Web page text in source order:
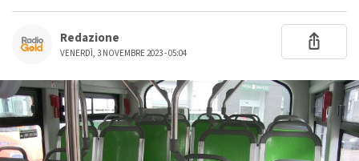
Redazione
VENERDÌ, 3 NOVEMBRE 2023 - 05:04